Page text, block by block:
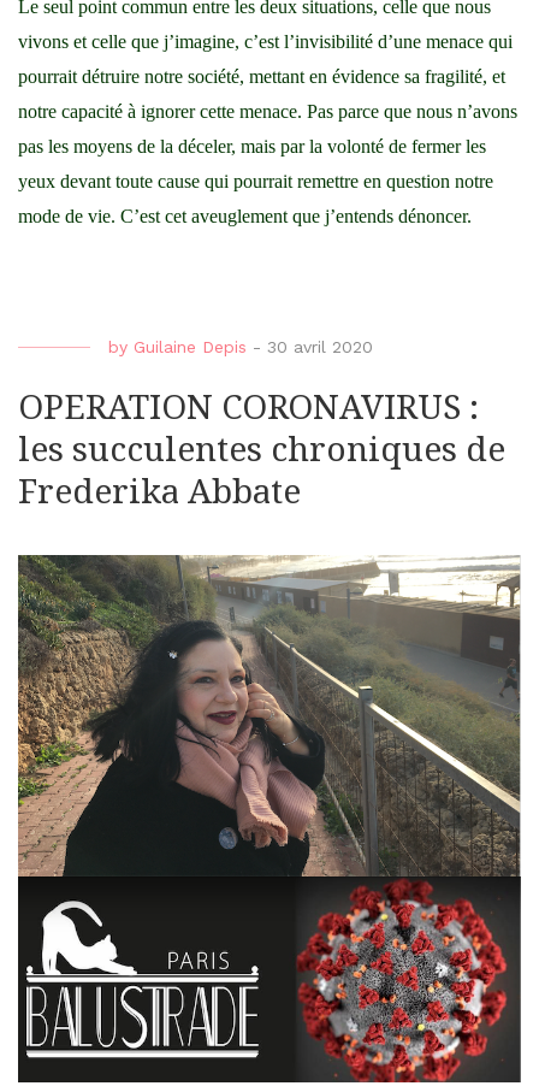
Le seul point commun entre les deux situations, celle que nous
vivons et celle que j’imagine, c’est l’invisibilité d’une menace qui
pourrait détruire notre société, mettant en évidence sa fragilité, et
notre capacité à ignorer cette menace. Pas parce que nous n’avons
pas les moyens de la déceler, mais par la volonté de fermer les
yeux devant toute cause qui pourrait remettre en question notre
mode de vie. C’est cet aveuglement que j’entends dénoncer.
by Guilaine Depis - 30 avril 2020
OPERATION CORONAVIRUS :
les succulentes chroniques de
Frederika Abbate